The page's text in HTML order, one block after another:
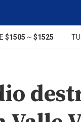
$1505 ~ $1525